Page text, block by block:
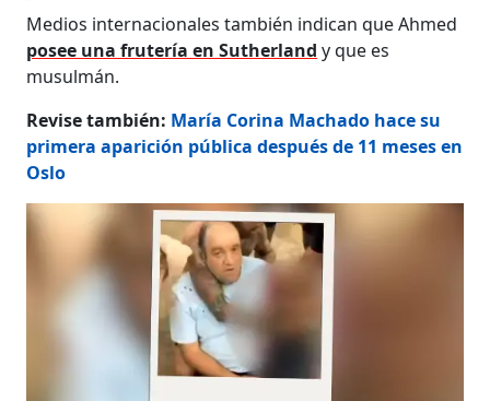
Medios internacionales también indican que Ahmed
posee una frutería en Sutherland y que es
musulmán.
Revise también: María Corina Machado hace su
primera aparición pública después de 11 meses en
Oslo